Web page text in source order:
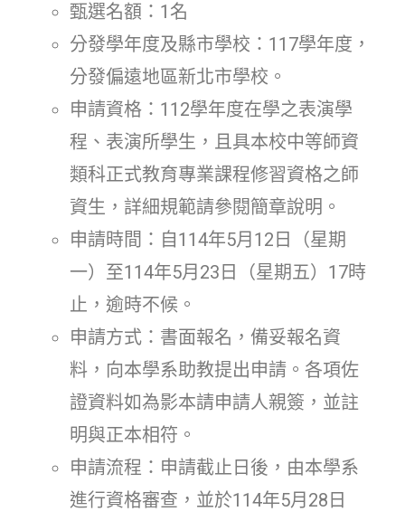
甄選名額：1名
分發學年度及縣市學校：117學年度，
分發偏遠地區新北市學校。
申請資格：112學年度在學之表演學
程、表演所學生，且具本校中等師資
類科正式教育專業課程修習資格之師
資生，詳細規範請參閱簡章說明。
申請時間：自114年5月12日（星期
一）至114年5月23日（星期五）17時
止，逾時不候。
申請方式：書面報名，備妥報名資
料，向本學系助教提出申請。各項佐
證資料如為影本請申請人親簽，並註
明與正本相符。
申請流程：申請截止日後，由本學系
進行資格審查，並於114年5月28日